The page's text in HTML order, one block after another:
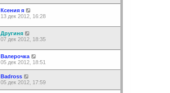
Ксения я
13 дек 2012, 16:28
Другиня
07 дек 2012, 18:35
Валерочка
05 дек 2012, 18:51
Badross
05 дек 2012, 17:59